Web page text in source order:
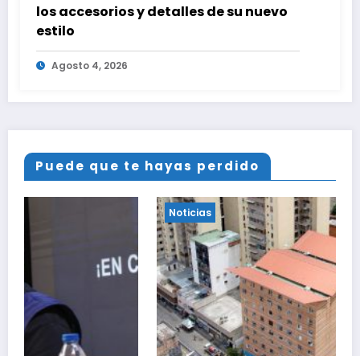
los accesorios y detalles de su nuevo
estilo
Agosto 4, 2026
Puede que te hayas perdido